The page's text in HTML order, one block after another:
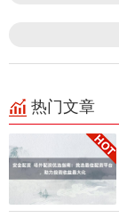
热门文章